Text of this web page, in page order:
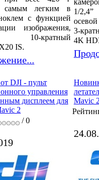
самым легким в
с функцией
изображения,
кратный
IS.
1/
3-
4K
DJI - пульт
управления
дисплеем для
2
/ 0
Mavic